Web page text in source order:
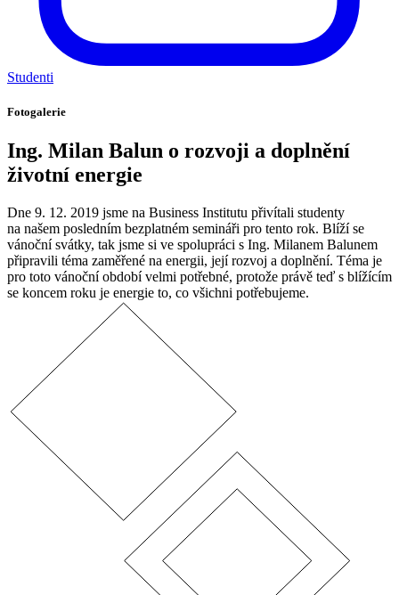
Studenti
Fotogalerie
Ing. Milan Balun o rozvoji a doplnění
životní energie
Dne 9. 12. 2019 jsme na Business Institutu přivítali studenty
na našem posledním bezplatném semináři pro tento rok. Blíží se
vánoční svátky, tak jsme si ve spolupráci s Ing. Milanem Balunem
připravili téma zaměřené na energii, její rozvoj a doplnění. Téma je
pro toto vánoční období velmi potřebné, protože právě teď s blížícím
se koncem roku je energie to, co všichni potřebujeme.